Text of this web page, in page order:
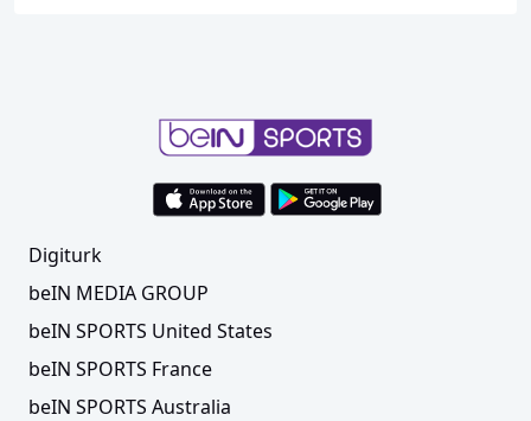
Digiturk
beIN MEDIA GROUP
beIN SPORTS United States
beIN SPORTS France
beIN SPORTS Australia